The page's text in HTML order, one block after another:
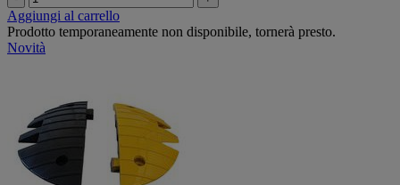
Aggiungi al carrello
Prodotto temporaneamente non disponibile, tornerà presto.
Novità